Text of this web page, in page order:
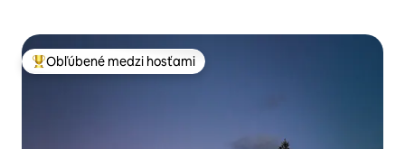
Najobľúbenejšie medzi hosťami
Obľúbené medzi hosťami